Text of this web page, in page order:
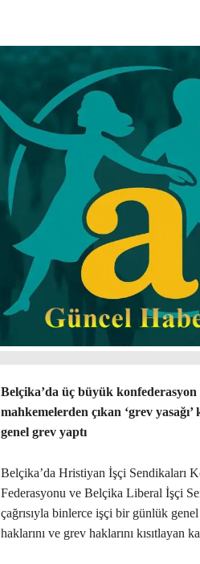
Belçika’da üç büyük
mahkemelerden çıkan ‘grev
genel grev yaptı
Belçika’da Hristiyan İşçi Sendikaları
Federasyonu ve Belçika Liberal İşçi
çağrısıyla binlerce işçi bir günlük
haklarını ve grev haklarını kısıtlayan